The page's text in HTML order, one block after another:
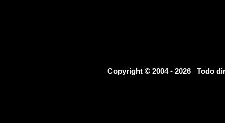
Copyright © 2004 - 2026 Todo